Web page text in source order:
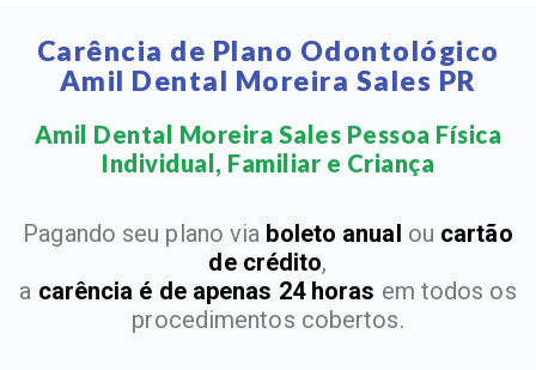
Carência de Plano Odontológico
Amil Dental Moreira Sales PR
Amil Dental Moreira Sales Pessoa Física
Individual, Familiar e Criança​
Pagando seu plano via boleto anual ou cartão
de crédito,
a carência é de apenas 24 horas em todos os
procedimentos cobertos.